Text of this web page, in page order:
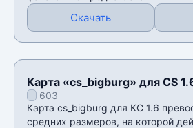
Скачать
Карта «cs_bigburg» для CS
603
Карта cs_bigburg для КС 1.6
средних размеров, на которой